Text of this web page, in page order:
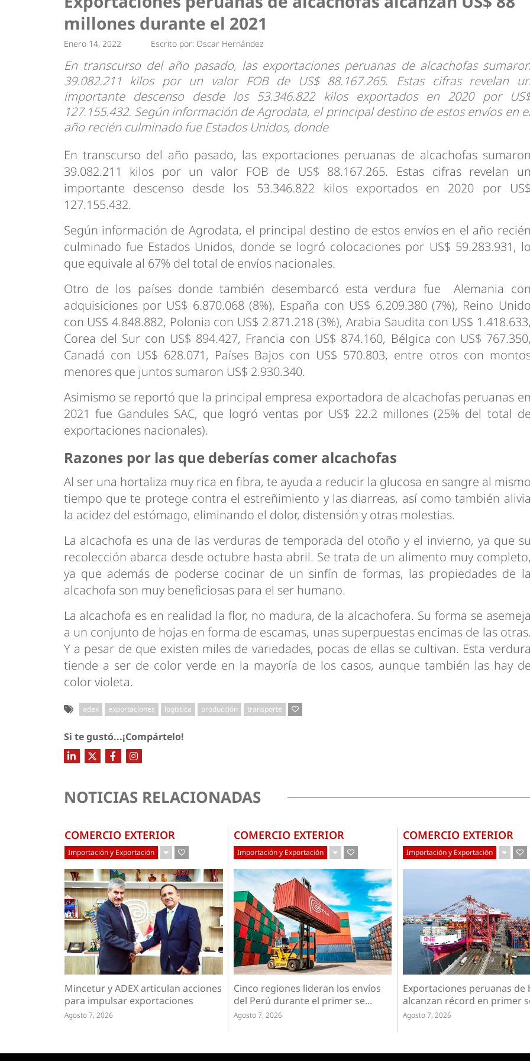
Tendencias
Estrategias
Actualidad
Minería
millones durante el 2021
Enero 14, 2022 Escrito por:Oscar Hernández
En transcurso del año pasado, las exportaciones peruanas de alcachofas
39.082.211 kilos por un valor FOB de US$ 88.167.265. Estas cifras revelan
importante descenso desde los 53.346.822 kilos exportados en 2020 por
127.155.432. Según información de Agrodata, el principal destino de estos envíos en
año recién culminado fue Estados Unidos, donde
En transcurso del año pasado, las exportaciones peruanas de alcachofas sumaron
39.082.211 kilos por un valor FOB de US$ 88.167.265. Estas cifras revelan un
importante descenso desde los 53.346.822 kilos exportados en 2020 por US$
127.155.432.
Según información de Agrodata, el principal destino de estos envíos en el año recién
culminado fue Estados Unidos, donde se logró colocaciones por US$ 59.283.931, lo
que equivale al 67% del total de envíos nacionales.
Otro de los países donde también desembarcó esta verdura fue Alemania con
adquisiciones por US$ 6.870.068 (8%), España con US$ 6.209.380 (7%), Reino Unido
con US$ 4.848.882, Polonia con US$ 2.871.218 (3%), Arabia Saudita con US$ 1.418.633,
Corea del Sur con US$ 894.427, Francia con US$ 874.160, Bélgica con US$ 767.350,
Canadá con US$ 628.071, Países Bajos con US$ 570.803, entre otros con
menores que juntos sumaron US$ 2.930.340.
Asimismo se reportó que la principal empresa exportadora de alcachofas peruanas en
2021 fue Gandules SAC, que logró ventas por US$ 22.2 millones (25% del total de
exportaciones nacionales).
Razones por las que deberías comer alcachofas
Al ser una hortaliza muy rica en fibra, te ayuda a reducir la glucosa en sangre al mismo
tiempo que te protege contra el estreñimiento y las diarreas, así como también alivia
la acidez del estómago, eliminando el dolor, distensión y otras molestias.
La alcachofa es una de las verduras de temporada del otoño y el invierno, ya que su
recolección abarca desde octubre hasta abril. Se trata de un alimento muy completo,
ya que además de poderse cocinar de un sinfín de formas, las propiedades de la
alcachofa son muy beneficiosas para el ser humano.
La alcachofa es en realidad la flor, no madura, de la alcachofera. Su forma se asemeja
a un conjunto de hojas en forma de escamas, unas superpuestas encimas de las otras.
Y a pesar de que existen miles de variedades, pocas de ellas se cultivan. Esta verdura
tiende a ser de color verde en la mayoría de los casos, aunque también las hay de
color violeta.
adex exportaciones logística producción transporte
Si te gustó...¡Compártelo!
NOTICIAS RELACIONADAS
COMERCIO EXTERIOR
Importación y Exportación
Mincetur y ADEX articulan acciones
para impulsar exportaciones
Agosto 7, 2026
COMERCIO EXTERIOR
Importación y Exportación
Cinco regiones lideran los envíos
del Perú durante el primer se...
Agosto 7, 2026
COMERCIO EXTERIOR
Importación y Exportación
Exportaciones peruanas de
alcanzan récord en primer
Agosto 7, 2026